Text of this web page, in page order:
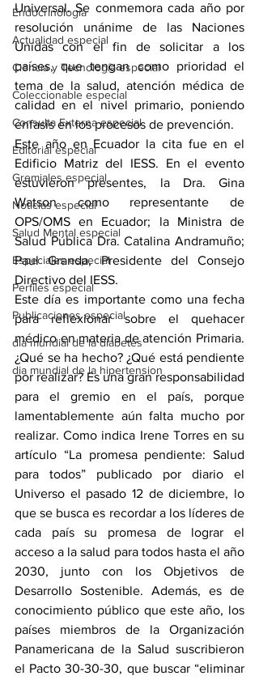
Endocrinología
Actualidad especial
Ciencia y Tecnología especial
Coleccionable especial
Consulta Externa especial
Editorial especial
Gremiales especial
Noticias especial
Salud Mental especial
Especiales especial
Perfiles especial
Publicaciones especial
dia mundial de la diabetes
dia mundial de la hipertension
Universal. Se conmemora cada año por
resolución unánime de las Naciones
Unidas con el fin de solicitar a los
países, que tengan como prioridad el
tema de la salud, atención médica de
calidad en el nivel primario, poniendo
énfasis en los procesos de prevención.
Este año en Ecuador la cita fue en el
Edificio Matriz del IESS. En el evento
estuvieron presentes, la Dra. Gina
Watson como representante de
OPS/OMS en Ecuador; la Ministra de
Salud Pública Dra. Catalina Andramuño;
Paul Granda, Presidente del Consejo
Directivo del IESS.
Este día es importante como una fecha
para reflexionar sobre el quehacer
médico en materia de atención Primaria.
¿Qué se ha hecho? ¿Qué está pendiente
por realizar? Es una gran responsabilidad
para el gremio en el país, porque
lamentablemente aún falta mucho por
realizar. Como indica Irene Torres en su
artículo “La promesa pendiente: Salud
para todos” publicado por diario el
Universo el pasado 12 de diciembre, lo
que se busca es recordar a los líderes de
cada país su promesa de lograr el
acceso a la salud para todos hasta el año
2030, junto con los Objetivos de
Desarrollo Sostenible. Además, es de
conocimiento público que este año, los
países miembros de la Organización
Panamericana de la Salud suscribieron
el Pacto 30-30-30, que buscar “eliminar